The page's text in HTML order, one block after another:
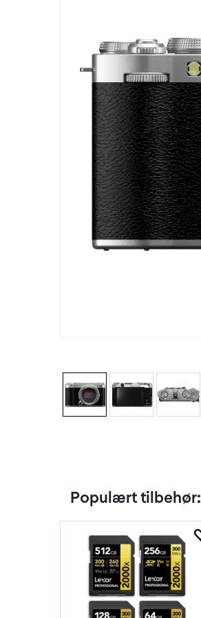
Populært tilbehør: